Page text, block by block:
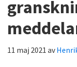
11 maj 2021 av